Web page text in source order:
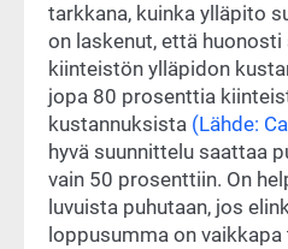
tarkkana, kuinka ylläpito
on laskenut, että huonosti
kiinteistön ylläpidon
jopa 80 prosenttia
kustannuksista (Lähde:
hyvä suunnittelu saattaa
vain 50 prosenttiin. On
luvuista puhutaan, jos
loppusumma on